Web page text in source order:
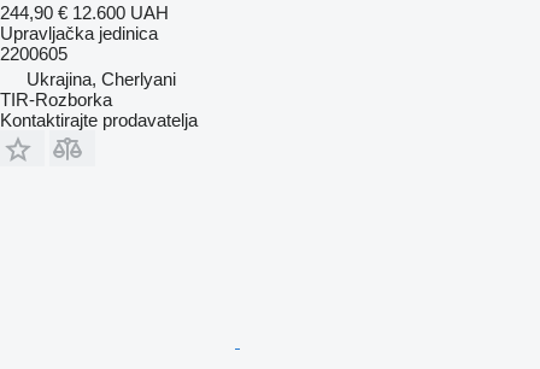
244,90 € 12.600 UAH
Upravljačka jedinica
2200605
Ukrajina, Cherlyani
TIR-Rozborka
Kontaktirajte prodavatelja